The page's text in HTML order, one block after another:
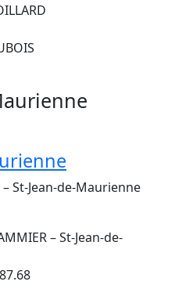
St-Jean-de-Maurienne
– St-Jean-de-